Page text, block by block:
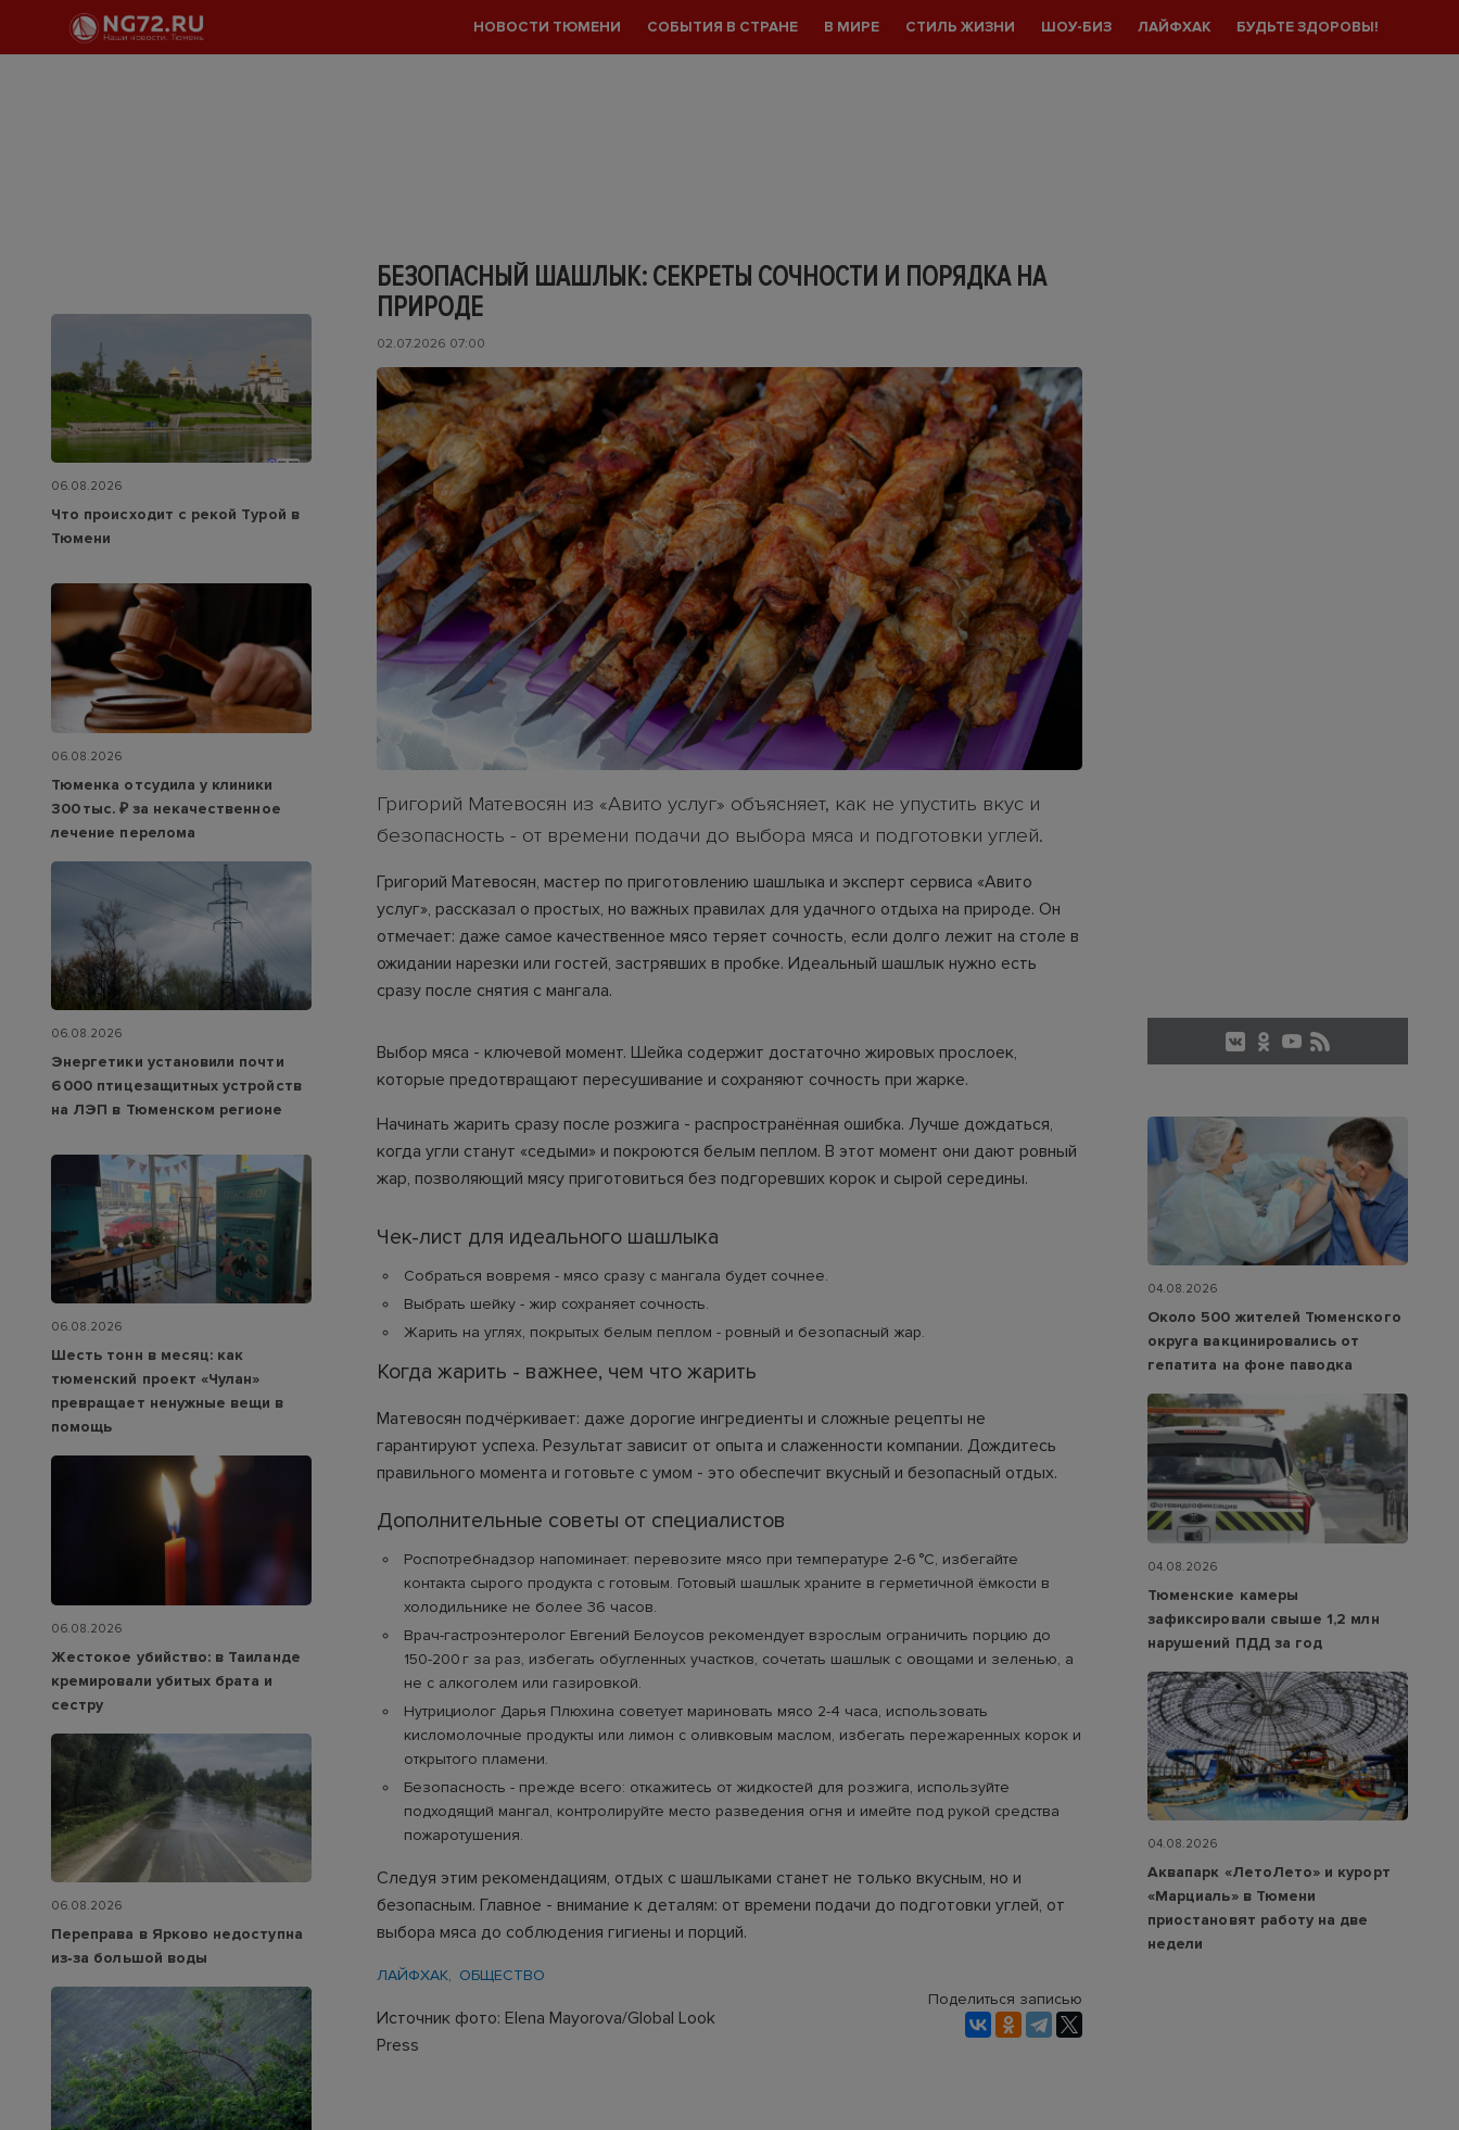
НОВОСТИ ТЮМЕНИ СОБЫТИЯ В СТРАНЕ В МИРЕ СТИЛЬ ЖИЗНИ ШОУ-БИЗ ЛАЙФХАК БУДЬТЕ ЗДОРОВЫ!
БЕЗОПАСНЫЙ ШАШЛЫК: СЕКРЕТЫ СОЧНОСТИ И ПОРЯДКА НА
ПРИРОДЕ
02.07.2026 07:00
Григорий Матевосян из «Авито услуг» объясняет, как не упустить вкус и
безопасность - от времени подачи до выбора мяса и подготовки углей.
Григорий Матевосян, мастер по приготовлению шашлыка и эксперт сервиса «Авито
услуг», рассказал о простых, но важных правилах для удачного отдыха на природе. Он
отмечает: даже самое качественное мясо теряет сочность, если долго лежит на столе в
ожидании нарезки или гостей, застрявших в пробке. Идеальный шашлык нужно есть
сразу после снятия с мангала.
Выбор мяса - ключевой момент. Шейка содержит достаточно жировых прослоек,
которые предотвращают пересушивание и сохраняют сочность при жарке.
Начинать жарить сразу после розжига - распространённая ошибка. Лучше дождаться,
когда угли станут «седыми» и покроются белым пеплом. В этот момент они дают ровный
жар, позволяющий мясу приготовиться без подгоревших корок и сырой середины.
Чек-лист для идеального шашлыка
Собраться вовремя - мясо сразу с мангала будет сочнее.
Выбрать шейку - жир сохраняет сочность.
Жарить на углях, покрытых белым пеплом - ровный и безопасный жар.
Когда жарить - важнее, чем что жарить
Матевосян подчёркивает: даже дорогие ингредиенты и сложные рецепты не
гарантируют успеха. Результат зависит от опыта и слаженности компании. Дождитесь
правильного момента и готовьте с умом - это обеспечит вкусный и безопасный отдых.
Дополнительные советы от специалистов
Роспотребнадзор напоминает: перевозите мясо при температуре 2-6 °C, избегайте
контакта сырого продукта с готовым. Готовый шашлык храните в герметичной ёмкости в
холодильнике не более 36 часов.
Врач-гастроэнтеролог Евгений Белоусов рекомендует взрослым ограничить порцию до
150-200 г за раз, избегать обугленных участков, сочетать шашлык с овощами и зеленью, а
не с алкоголем или газировкой.
Нутрициолог Дарья Плюхина советует мариновать мясо 2-4 часа, использовать
кисломолочные продукты или лимон с оливковым маслом, избегать пережаренных корок и
открытого пламени.
Безопасность - прежде всего: откажитесь от жидкостей для розжига, используйте
подходящий мангал, контролируйте место разведения огня и имейте под рукой средства
пожаротушения.
Следуя этим рекомендациям, отдых с шашлыками станет не только вкусным, но и
безопасным. Главное - внимание к деталям: от времени подачи до подготовки углей, от
выбора мяса до соблюдения гигиены и порций.
ЛАЙФХАК ОБЩЕСТВО
Источник фото: Elena Mayorova/Global Look
Press
Поделиться записью
06.08.2026
Что происходит с рекой Турой в
Тюмени
06.08.2026
Тюменка отсудила у клиники
300 тыс. ₽ за некачественное
лечение перелома
06.08.2026
Энергетики установили почти
6 000 птицезащитных устройств
на ЛЭП в Тюменском регионе
06.08.2026
Шесть тонн в месяц: как
тюменский проект «Чулан»
превращает ненужные вещи в
помощь
06.08.2026
Жестокое убийство: в Таиланде
кремировали убитых брата и
сестру
06.08.2026
Переправа в Ярково недоступна
из‑за большой воды
04.08.2026
Около 500 жителей Тюменского
округа вакцинировались от
гепатита на фоне паводка
04.08.2026
Тюменские камеры
зафиксировали свыше 1,2 млн
нарушений ПДД за год
04.08.2026
Аквапарк «ЛетоЛето» и курорт
«Марциаль» в Тюмени
приостановят работу на две
недели